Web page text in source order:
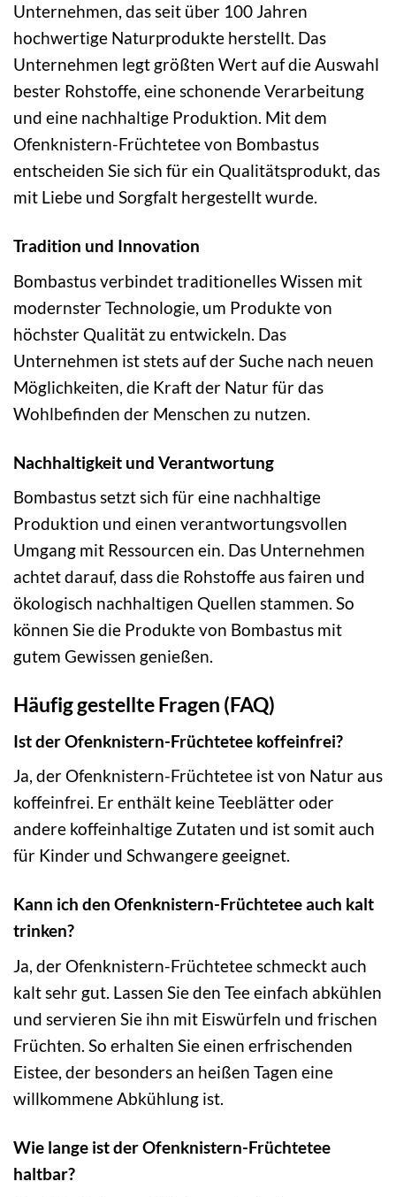
Unternehmen, das seit über 100 Jahren
hochwertige Naturprodukte herstellt. Das
Unternehmen legt größten Wert auf die Auswahl
bester Rohstoffe, eine schonende Verarbeitung
und eine nachhaltige Produktion. Mit dem
Ofenknistern-Früchtetee von Bombastus
entscheiden Sie sich für ein Qualitätsprodukt, das
mit Liebe und Sorgfalt hergestellt wurde.
Tradition und Innovation
Bombastus verbindet traditionelles Wissen mit
modernster Technologie, um Produkte von
höchster Qualität zu entwickeln. Das
Unternehmen ist stets auf der Suche nach neuen
Möglichkeiten, die Kraft der Natur für das
Wohlbefinden der Menschen zu nutzen.
Nachhaltigkeit und Verantwortung
Bombastus setzt sich für eine nachhaltige
Produktion und einen verantwortungsvollen
Umgang mit Ressourcen ein. Das Unternehmen
achtet darauf, dass die Rohstoffe aus fairen und
ökologisch nachhaltigen Quellen stammen. So
können Sie die Produkte von Bombastus mit
gutem Gewissen genießen.
Häufig gestellte Fragen (FAQ)
Ist der Ofenknistern-Früchtetee koffeinfrei?
Ja, der Ofenknistern-Früchtetee ist von Natur aus
koffeinfrei. Er enthält keine Teeblätter oder
andere koffeinhaltige Zutaten und ist somit auch
für Kinder und Schwangere geeignet.
Kann ich den Ofenknistern-Früchtetee auch kalt
trinken?
Ja, der Ofenknistern-Früchtetee schmeckt auch
kalt sehr gut. Lassen Sie den Tee einfach abkühlen
und servieren Sie ihn mit Eiswürfeln und frischen
Früchten. So erhalten Sie einen erfrischenden
Eistee, der besonders an heißen Tagen eine
willkommene Abkühlung ist.
Wie lange ist der Ofenknistern-Früchtetee
haltbar?